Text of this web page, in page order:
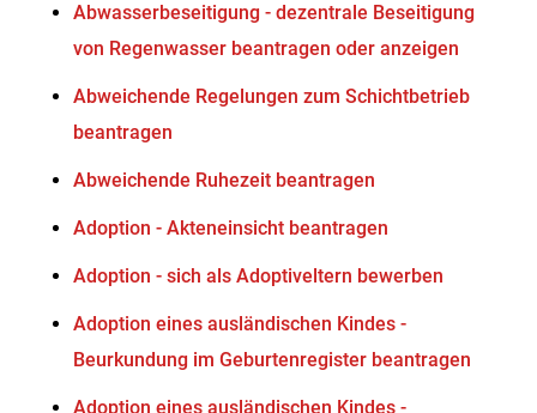
Abwasserbeseitigung - dezentrale Beseitigung
von Regenwasser beantragen oder anzeigen
Abweichende Regelungen zum Schichtbetrieb
beantragen
Abweichende Ruhezeit beantragen
Adoption - Akteneinsicht beantragen
Adoption - sich als Adoptiveltern bewerben
Adoption eines ausländischen Kindes -
Beurkundung im Geburtenregister beantragen
Adoption eines ausländischen Kindes -